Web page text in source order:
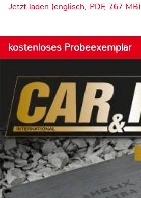
Jetzt laden (englisch, PDF, 7.67 MB)
kostenloses Probeexemplar